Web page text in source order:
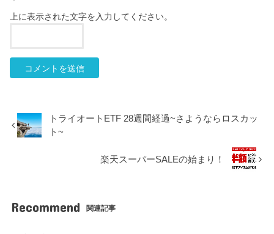
上に表示された文字を入力してください。
トライオートETF 28週間経過~さようならロスカッ
ト~
楽天スーパーSALEの始まり！
Recommend 関連記事